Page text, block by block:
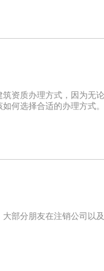
资质办理方式，因为无
何选择合适的办理方式。
部分朋友在注销公司以